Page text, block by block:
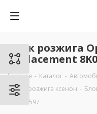
Блок розжига
Replacement
Главная - Каталог -
Блоки розжига ксенон -
8K0941597